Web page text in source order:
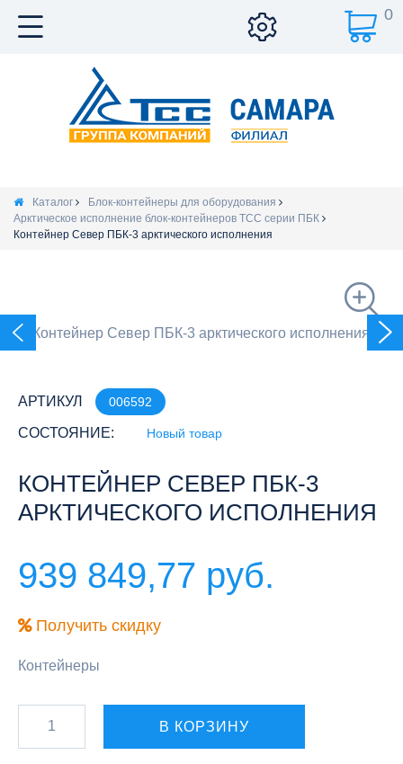
0
Каталог
Блок-контейнеры для оборудования
Арктическое исполнение блок-контейнеров ТСС серии ПБК
Контейнер Север ПБК-3 арктического исполнения
АРТИКУЛ 006592
СОСТОЯНИЕ: Новый товар
КОНТЕЙНЕР СЕВЕР ПБК-3
АРКТИЧЕСКОГО ИСПОЛНЕНИЯ
939 849,77 руб.
Получить скидку
Контейнеры
В КОРЗИНУ